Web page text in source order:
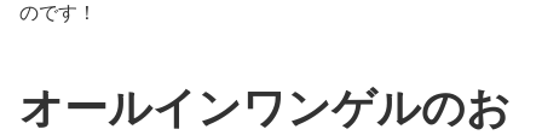
のです！
オールインワンゲルのお